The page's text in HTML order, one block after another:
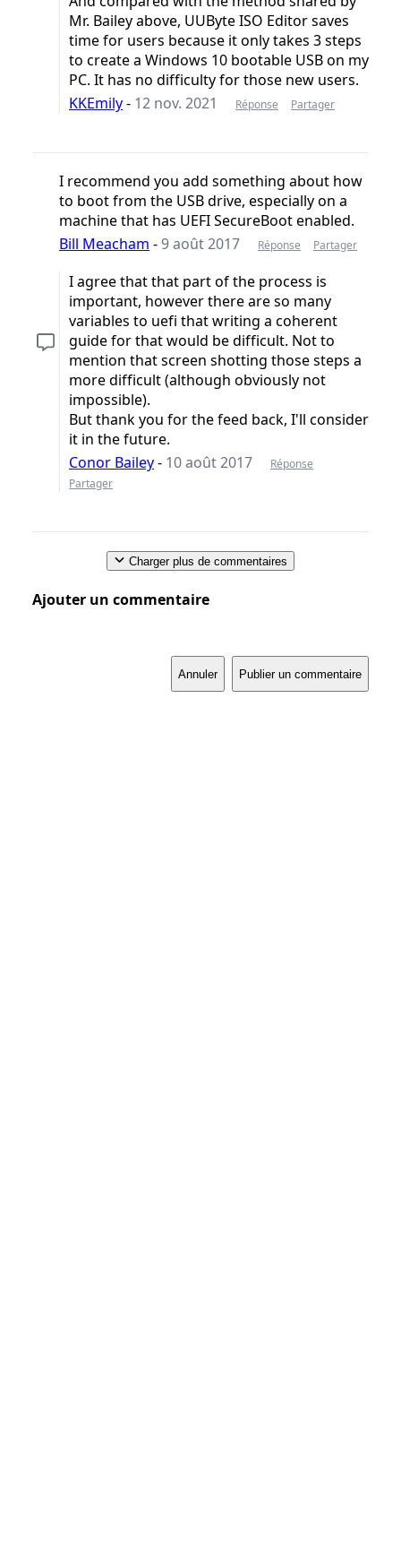
Mr. Bailey above, UUByte ISO Editor saves
time for users because it only takes 3 steps
to create a Windows 10 bootable USB on my
PC. It has no difficulty for those new users.
KKEmily- 12 nov. 2021 Réponse Partager
I recommend you add something about how
to boot from the USB drive, especially on a
machine that has UEFI SecureBoot enabled.
Bill Meacham -9 août 2017 Réponse Partager
I agree that that part of the process is
important, however there are so many
variables to uefi that writing a coherent
guide for that would be difficult. Not to
mention that screen shotting those steps a
more difficult (although obviously not
impossible).
But thank you for the feed back, I'll consider
it in the future.
Conor Bailey- 10 août 2017
Réponse
Partager
Charger plus de commentaires
Ajouter un commentaire
Annuler Publier un commentaire